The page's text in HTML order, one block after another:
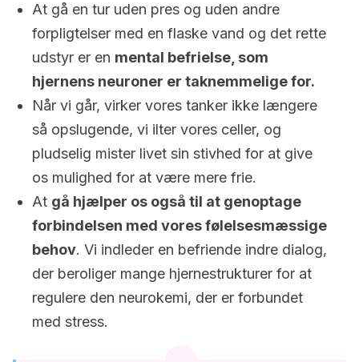
At gå en tur uden pres og uden andre
forpligtelser med en flaske vand og det rette
udstyr er en mental befrielse, som
hjernens neuroner er taknemmelige for.
Når vi går, virker vores tanker ikke længere
så opslugende, vi ilter vores celler, og
pludselig mister livet sin stivhed for at give
os mulighed for at være mere frie.
At gå hjælper os også til at genoptage
forbindelsen med vores følelsesmæssige
behov. Vi indleder en befriende indre dialog,
der beroliger mange hjernestrukturer for at
regulere den neurokemi, der er forbundet
med stress.